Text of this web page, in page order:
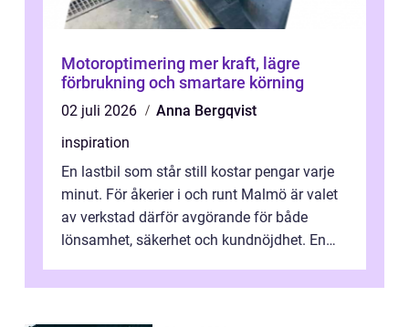
Motoroptimering mer kraft, lägre
förbrukning och smartare körning
02 juli 2026
Anna Bergqvist
inspiration
En lastbil som står still kostar pengar varje
minut. För åkerier i och runt Malmö är valet
av verkstad därför avgörande för både
lönsamhet, säkerhet och kundnöjdhet. En